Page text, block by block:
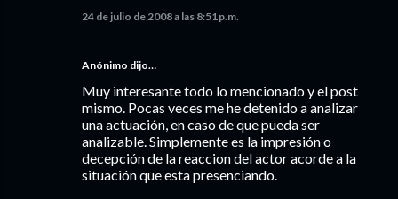
24 de julio de 2008 a las 8:51 p.m.
Anónimo dijo…
Muy interesante todo lo mencionado y el post
mismo. Pocas veces me he detenido a analizar
una actuación, en caso de que pueda ser
analizable. Simplemente es la impresión o
decepción de la reaccion del actor acorde a la
situación que esta presenciando.